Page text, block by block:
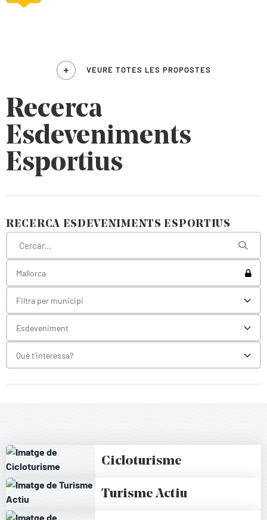
VEURE TOTES LES PROPOSTES
Recerca
Esdeveniments
Esportius
RECERCA ESDEVENIMENTS ESPORTIUS
Mallorca
Filtra per municipi
Esdeveniment
Què t'interessa?
Cicloturisme
Turisme Actiu